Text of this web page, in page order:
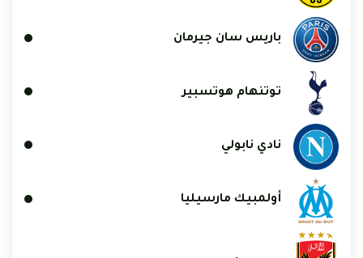
باريس سان جيرمان
توتنهام هوتسبير
نادي نابولي
أولمبيك مارسيليا